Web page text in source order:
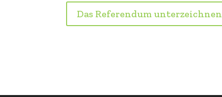
Das Referendum unterzeichnen